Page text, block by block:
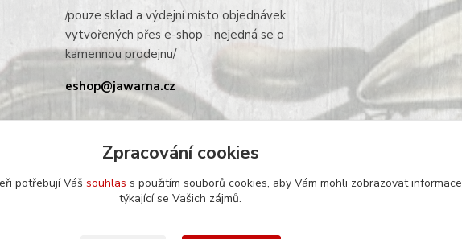
/pouze sklad a výdejní místo objednávek
vytvořených přes e-shop - nejedná se o
kamennou prodejnu/
eshop@jawarna.cz
tel.: +420 608 369 346
(po-pá 9h-16h)
Zpracování cookies
potřebují Váš souhlas s použitím souborů cookies, aby Vám mohli zobrazovat informace
týkající se Vašich zájmů.